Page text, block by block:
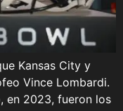
Kansas City y
Vince Lombardi.
en 2023, fueron los